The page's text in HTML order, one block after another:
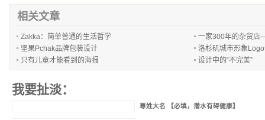
相关文章
Zakka：简单普通的生活哲学
一家300年的杂货
坚果Pchak品牌包装设计
洛杉矶城市形象
只有儿童才能看到的海报
设计中的“不完美”
我要扯淡：
尊姓大名 【必填，潜水有碍健康】